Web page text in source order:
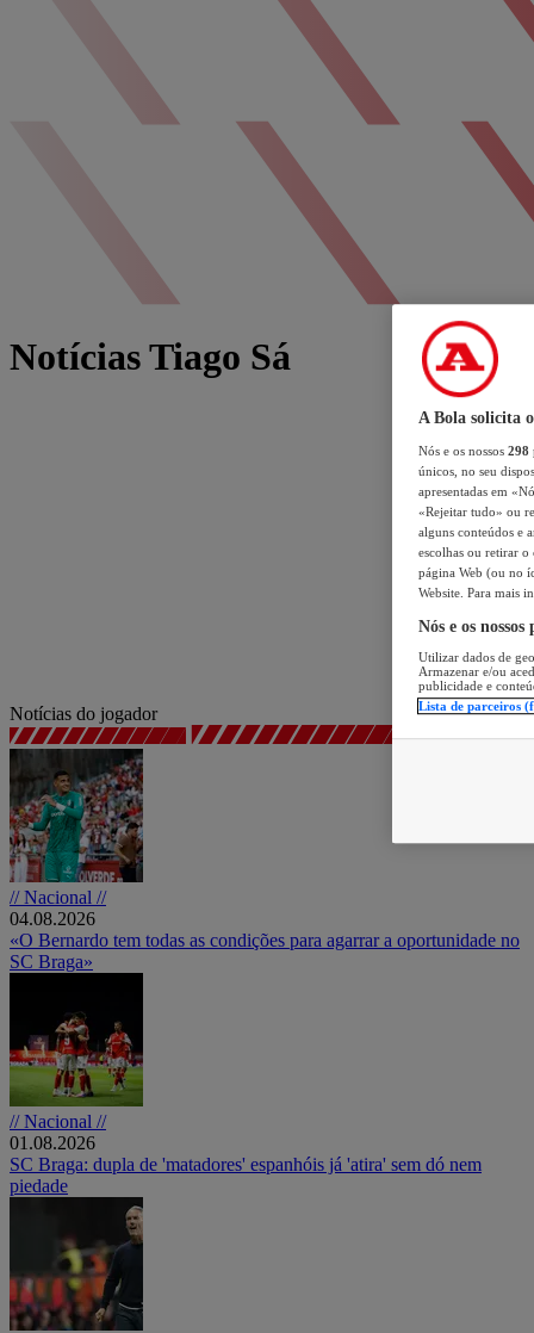
Notícias Tiago Sá
Notícias do jogador
// Nacional //
04.08.2026
«O Bernardo tem todas as condições para agarrar a oportunidade no
SC Braga»
// Nacional //
01.08.2026
SC Braga: dupla de 'matadores' espanhóis já 'atira' sem dó nem
piedade
A Bola solicita
Nós e os nossos 298
únicos, no seu
apresentadas em
«Rejeitar tudo» ou
alguns conteúdos e
escolhas ou retirar
página Web (ou no
Website. Para mais
Nós e os
Utilizar dados de
Armazenar e/ou
publicidade e
Lista de parceiros